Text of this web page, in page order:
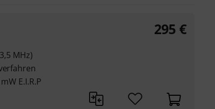
MHz)
E.I.R.P
295 €